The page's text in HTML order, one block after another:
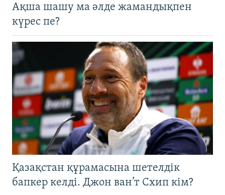
Ақша шашу ма әлде жамандықпен
күрес пе?
Қазақстан құрамасына шетелдік
бапкер келді. Джон ван’т Схип кім?